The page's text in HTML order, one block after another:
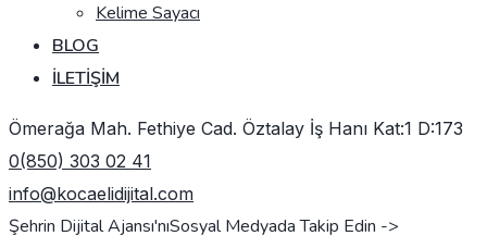
Kelime Sayacı
BLOG
İLETIŞIM
Ömerağa Mah. Fethiye Cad. Öztalay İş Hanı Kat:1 D:173
0(850) 303 02 41
info@kocaelidijital.com
Şehrin Dijital Ajansı'nıSosyal Medyada Takip Edin ->